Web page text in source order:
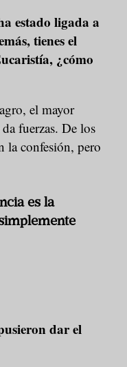
estado ligada a
tienes el
¿cómo
el mayor
fuerzas. De los
la confesión, pero
es la
dar el